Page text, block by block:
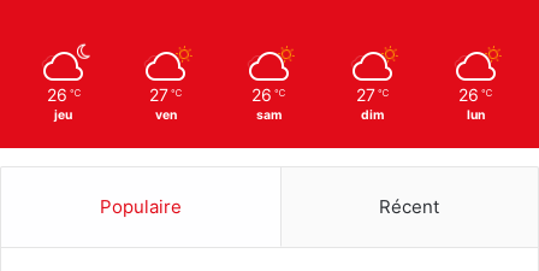
26 ℃
jeu
27 ℃
ven
26 ℃
sam
27 ℃
dim
26 ℃
lun
Populaire Récent